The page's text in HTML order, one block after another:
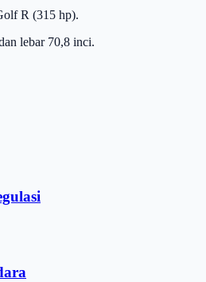
R (315 hp).
lebar 70,8 inci.